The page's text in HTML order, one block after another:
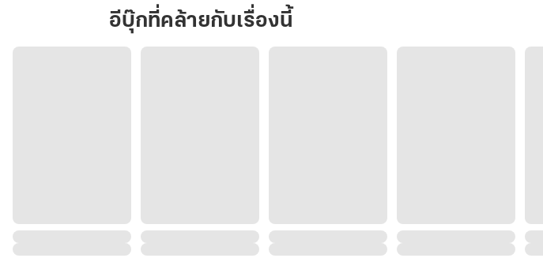
นัก!
อีบุ๊กที่คล้ายกับเรื่องนี้